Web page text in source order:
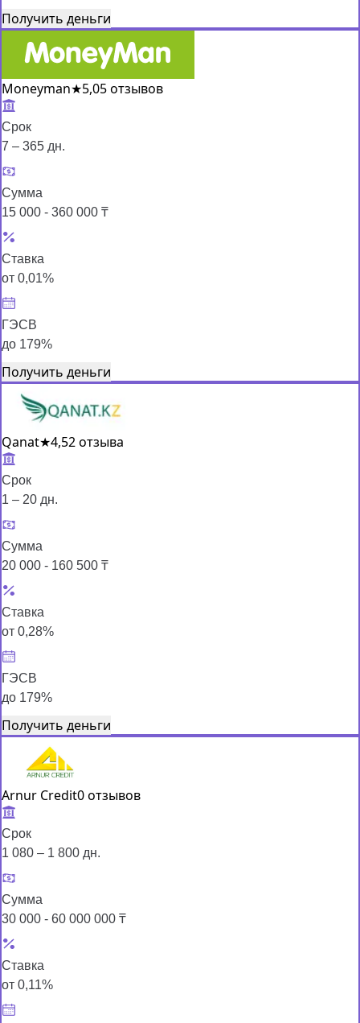
Получить деньги
Moneyman★5,05 отзывов
Срок
7 – 365 дн.
Сумма
15 000 - 360 000 ₸
Ставка
от 0,01%
ГЭСВ
до 179%
Получить деньги
Qanat★4,52 отзыва
Срок
1 – 20 дн.
Сумма
20 000 - 160 500 ₸
Ставка
от 0,28%
ГЭСВ
до 179%
Получить деньги
Arnur Credit0 отзывов
Срок
1 080 – 1 800 дн.
Сумма
30 000 - 60 000 000 ₸
Ставка
от 0,11%